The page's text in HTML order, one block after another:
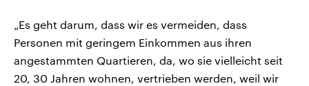
„Es geht darum, dass wir es vermeiden, dass
Personen mit geringem Einkommen aus ihren
angestammten Quartieren, da, wo sie vielleicht seit
20, 30 Jahren wohnen, vertrieben werden, weil wir